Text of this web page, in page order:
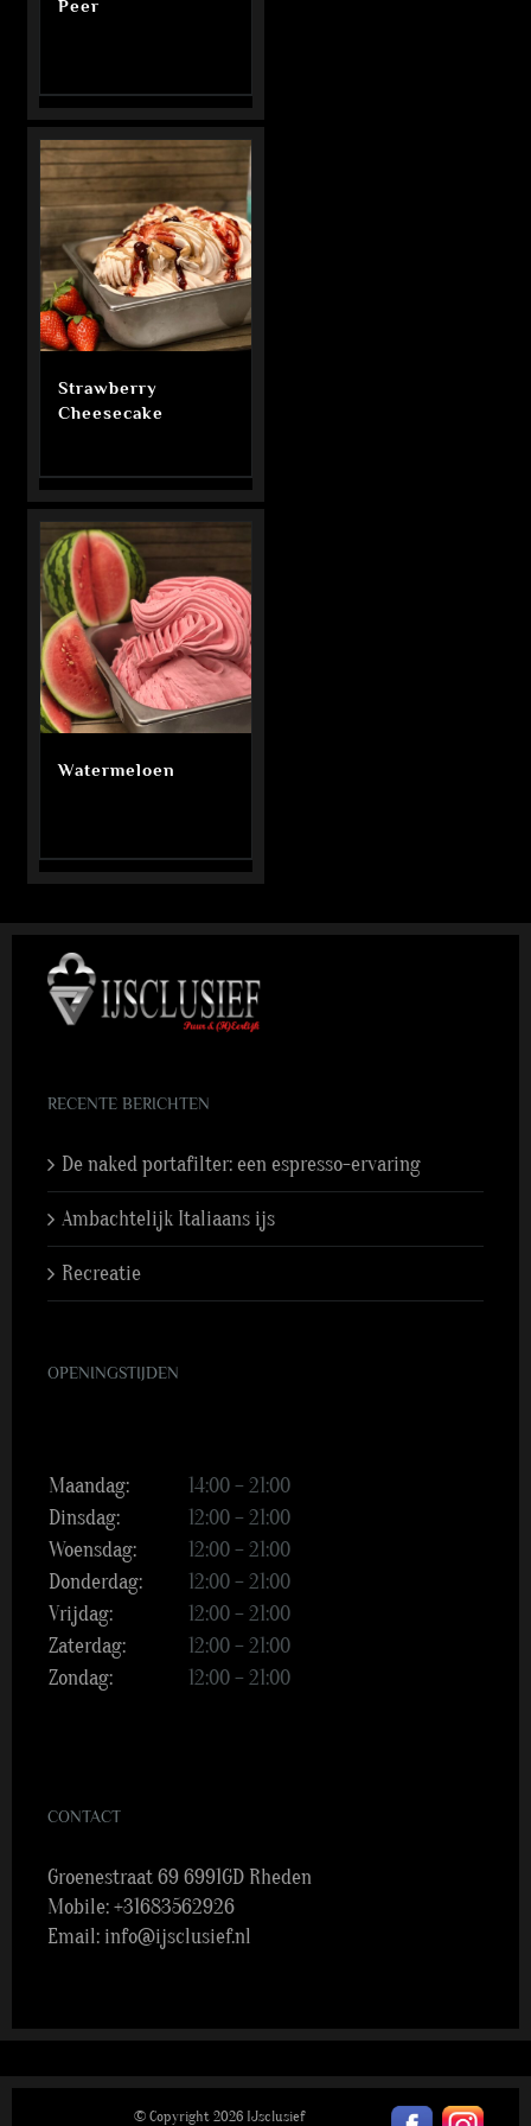
Peer
Strawberry
Cheesecake
Watermeloen
RECENTE BERICHTEN
De naked portafilter: een espresso-ervaring
Ambachtelijk Italiaans ijs
Recreatie
OPENINGSTIJDEN
Maandag:
14:00 – 21:00
Dinsdag:
12:00 – 21:00
Woensdag:
12:00 – 21:00
Donderdag:
12:00 – 21:00
Vrijdag:
12:00 – 21:00
Zaterdag:
12:00 – 21:00
Zondag:
12:00 – 21:00
CONTACT
Groenestraat 69 6991GD Rheden
Mobile:+31683562926
Email: info@ijsclusief.nl
© Copyright 2026 IJsclusief